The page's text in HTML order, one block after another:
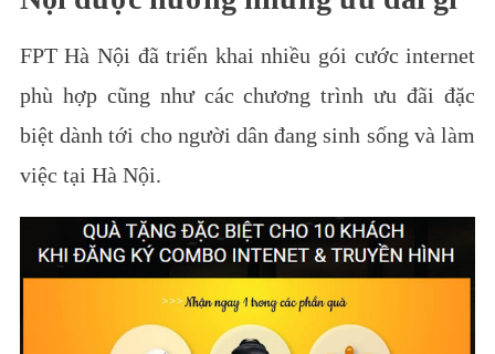
FPT Hà Nội đã triển khai nhiều gói cước internet
phù hợp cũng như các chương trình ưu đãi đặc
biệt dành tới cho người dân đang sinh sống và làm
việc tại Hà Nội.